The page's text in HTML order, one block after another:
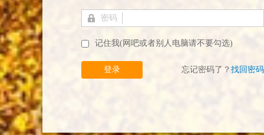
密码
记住我(网吧或者别人电脑请不要勾选)
登录 忘记密码了？ 找回密码